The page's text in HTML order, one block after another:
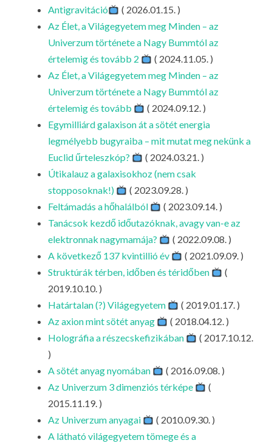
IL
LA
G
O
KI
G
Antigravitáció
( 2026.01.15. )
Az Élet, a Világegyetem meg Minden – az
Univerzum története a Nagy Bummtól az
értelemig és tovább 2
( 2024.11.05. )
Az Élet, a Világegyetem meg Minden – az
Univerzum története a Nagy Bummtól az
értelemig és tovább
( 2024.09.12. )
Egymilliárd galaxison át a sötét energia
legmélyebb bugyraiba – mit mutat meg nekünk a
Euclid űrteleszkóp?
( 2024.03.21. )
Útikalauz a galaxisokhoz (nem csak
stopposoknak!)
( 2023.09.28. )
Feltámadás a hőhalálból
( 2023.09.14. )
Tanácsok kezdő időutazóknak, avagy van-e az
elektronnak nagymamája?
( 2022.09.08. )
A következő 137 kvintillió év
( 2021.09.09. )
Struktúrák térben, időben és téridőben
(
2019.10.10. )
Határtalan (?) Világegyetem
( 2019.01.17. )
Az axion mint sötét anyag
( 2018.04.12. )
Holográfia a részecskefizikában
( 2017.10.12.
)
A sötét anyag nyomában
( 2016.09.08. )
Az Univerzum 3 dimenziós térképe
(
2015.11.19. )
Az Univerzum anyagai
( 2010.09.30. )
A látható világegyetem tömege és a